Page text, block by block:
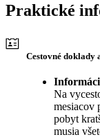
Praktické
Cestovné doklady
Na
mesiacov
pobyt
musia